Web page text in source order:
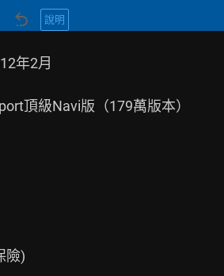
說明
年2月
頂級Navi版（179萬版本）
險)